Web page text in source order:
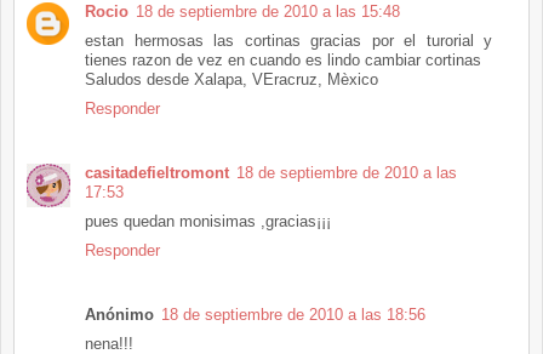
Rocio 18 de septiembre de 2010 a las 15:48
estan hermosas las cortinas gracias por el turorial y
tienes razon de vez en cuando es lindo cambiar cortinas
Saludos desde Xalapa, VEracruz, Mèxico
Responder
casitadefieltromont 18 de septiembre de 2010 a las
17:53
pues quedan monisimas ,gracias¡¡¡
Responder
Anónimo 18 de septiembre de 2010 a las 18:56
nena!!!